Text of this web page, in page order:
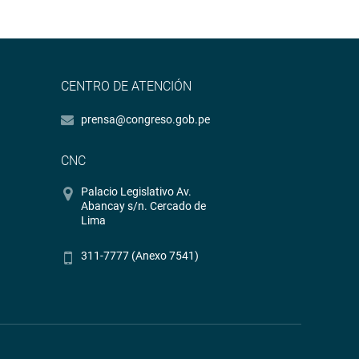
CENTRO DE ATENCIÓN
prensa@congreso.gob.pe
CNC
Palacio Legislativo Av.
Abancay s/n. Cercado de
Lima
311-7777 (Anexo 7541)